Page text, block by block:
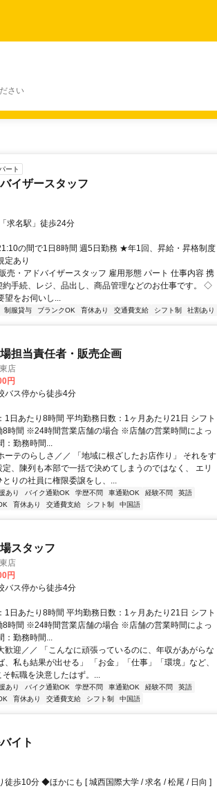
さい
ート
イザースタッフ
求名駅」徒歩24分
の間で1日8時間 週5日勤務 ★年1回、昇給・昇格制度
定あり
売・アドバイザースタッフ 雇用形態 パート 仕事内容 携
約手続、レジ、品出し、商品管理などのお仕事です。 ◇
望をお伺いし...
制服貸与 ブランクOK 育休あり 交通費支給 シフト制 社割あり
担当責任者・販売企画
店
円
バス停から徒歩4分
1日あたり8時間 平均勤務日数：1ヶ月あたり21日 シフト
8時間 ※24時間営業店舗の場合 ※店舗の営業時間によっ
：勤務時間...
ーテのらしさ／／ 「地域に根ざしたお店作り」 それをす
、陳列も本部で一括で決めてしまうのではなく、 エリ
りの社員に権限委譲をし、...
あり バイク通勤OK 学歴不問 車通勤OK 経験不問
英語
育休あり 交通費支給 シフト制 中国語
スタッフ
店
円
バス停から徒歩4分
1日あたり8時間 平均勤務日数：1ヶ月あたり21日 シフト
8時間 ※24時間営業店舗の場合 ※店舗の営業時間によっ
：勤務時間...
歓迎／／ 「こんなに頑張っているのに、年収があがらな
、私も結果が出せる」 「お金」「仕事」「環境」など、
転職を決意したはず。...
あり バイク通勤OK 学歴不問 車通勤OK 経験不問
英語
育休あり 交通費支給 シフト制 中国語
イト
徒歩10分 ◆ほかにも [ 城西国際大学 / 求名 / 松尾 / 日向 ]